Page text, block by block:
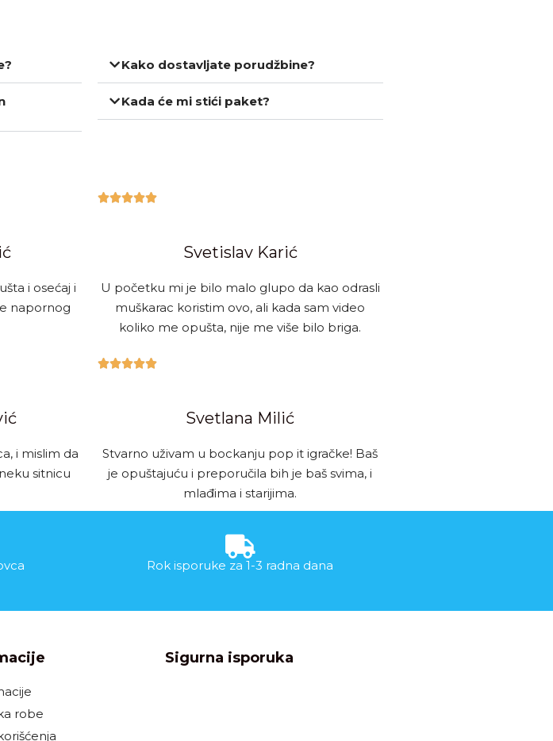
Kako dostavljate porudžbine?
Kada će mi stići paket?
i osećaj i
napornog
i mislim da
sitnicu

Svetislav Karić
U početku mi je bilo malo glupo da kao odrasli
muškarac koristim ovo, ali kada sam video
koliko me opušta, nije me više bilo briga.

Svetlana Milić
Stvarno uživam u bockanju pop it igračke! Baš
je opuštajuću i preporučila bih je baš svima, i
mlađima i starijima.
Rok isporuke za 1-3 radna dana
robe
Sigurna isporuka